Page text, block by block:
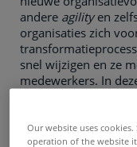
andere agilityen
organisaties zich
snel wijzigen en ze
medewerkers. In
Our website uses
operation of the website